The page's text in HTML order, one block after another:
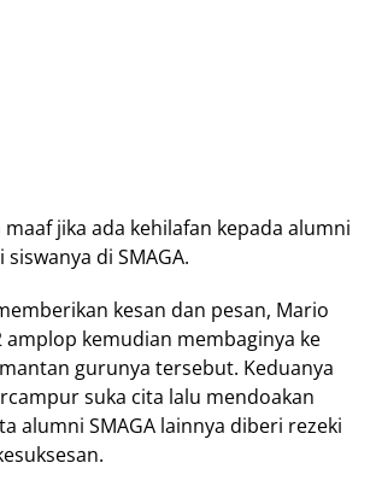
jika ada kehilafan kepada alumni
di SMAGA.
kesan dan pesan, Mario
amplop kemudian membaginya ke
gurunya tersebut. Keduanya
suka cita lalu mendoakan
alumni SMAGA lainnya diberi rezeki